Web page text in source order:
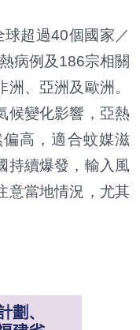
超過40個國家／
病例及186宗相關
、亞洲及歐洲。
候變化影響，亞熱
高，適合蚊媒滋
持續爆發，輸入風
意當地情況，尤其